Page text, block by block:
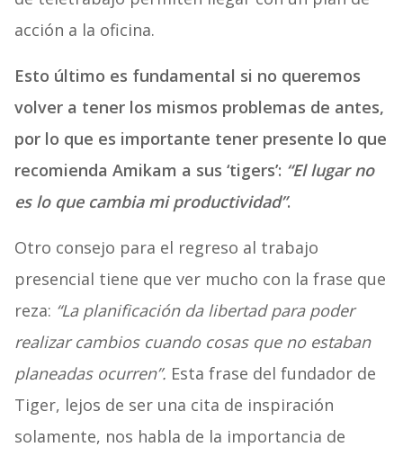
acción a la oficina.
Esto último es fundamental si no queremos
volver a tener los mismos problemas de antes,
por lo que es importante tener presente lo que
recomienda Amikam a sus ‘tigers’: “El lugar no
es lo que cambia mi productividad”.
Otro consejo para el regreso al trabajo
presencial tiene que ver mucho con la frase que
reza: “La planificación da libertad para poder
realizar cambios cuando cosas que no estaban
planeadas ocurren”. Esta frase del fundador de
Tiger, lejos de ser una cita de inspiración
solamente, nos habla de la importancia de